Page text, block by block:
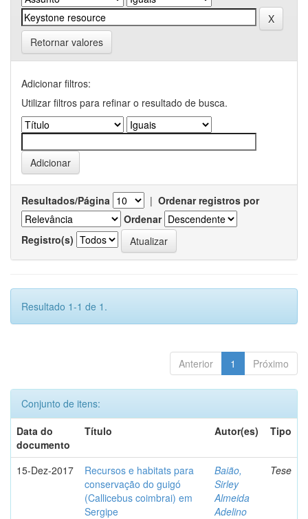
Retornar valores
Adicionar filtros:
Utilizar filtros para refinar o resultado de busca.
Resultados/Página | Ordenar registros por
Ordenar
Registro(s)
Resultado 1-1 de 1.
Anterior 1 Próximo
Conjunto de itens:
Data do
documento
Título Autor(es) Tipo
15-Dez-2017
Recursos e habitats para
conservação do guigó
(Callicebus coimbrai) em
Sergipe
Baião,
Sirley
Almeida
Adelino
Tese